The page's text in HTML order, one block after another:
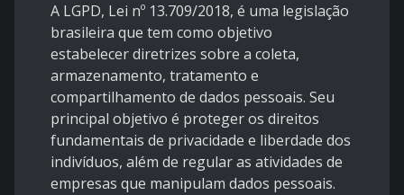
A LGPD, Lei nº 13.709/2018, é uma legislação
brasileira que tem como objetivo
estabelecer diretrizes sobre a coleta,
armazenamento, tratamento e
compartilhamento de dados pessoais. Seu
principal objetivo é proteger os direitos
fundamentais de privacidade e liberdade dos
indivíduos, além de regular as atividades de
empresas que manipulam dados pessoais.